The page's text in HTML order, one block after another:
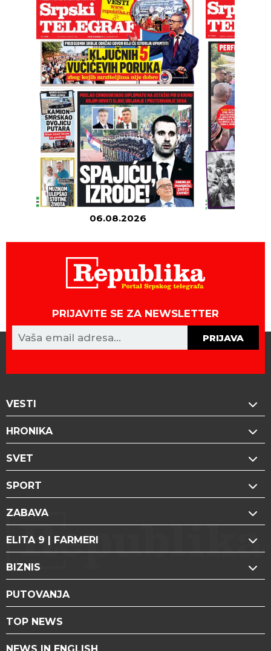
06.08.2026
PRIJAVITE SE ZA NEWSLETTER
PRIJAVA
VESTI
HRONIKA
SVET
SPORT
ZABAVA
ELITA 9 | FARMERI
BIZNIS
PUTOVANJA
TOP NEWS